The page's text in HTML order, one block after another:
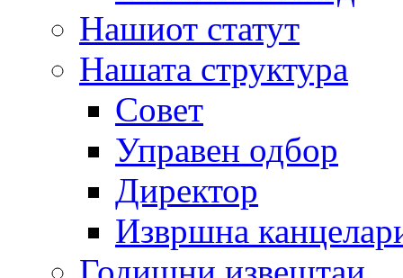
Нашиот статут
Нашата структура
Совет
Управен одбор
Директор
Извршна